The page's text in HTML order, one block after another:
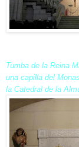
Tumba de la Reina
una capilla del
la Catedral de la